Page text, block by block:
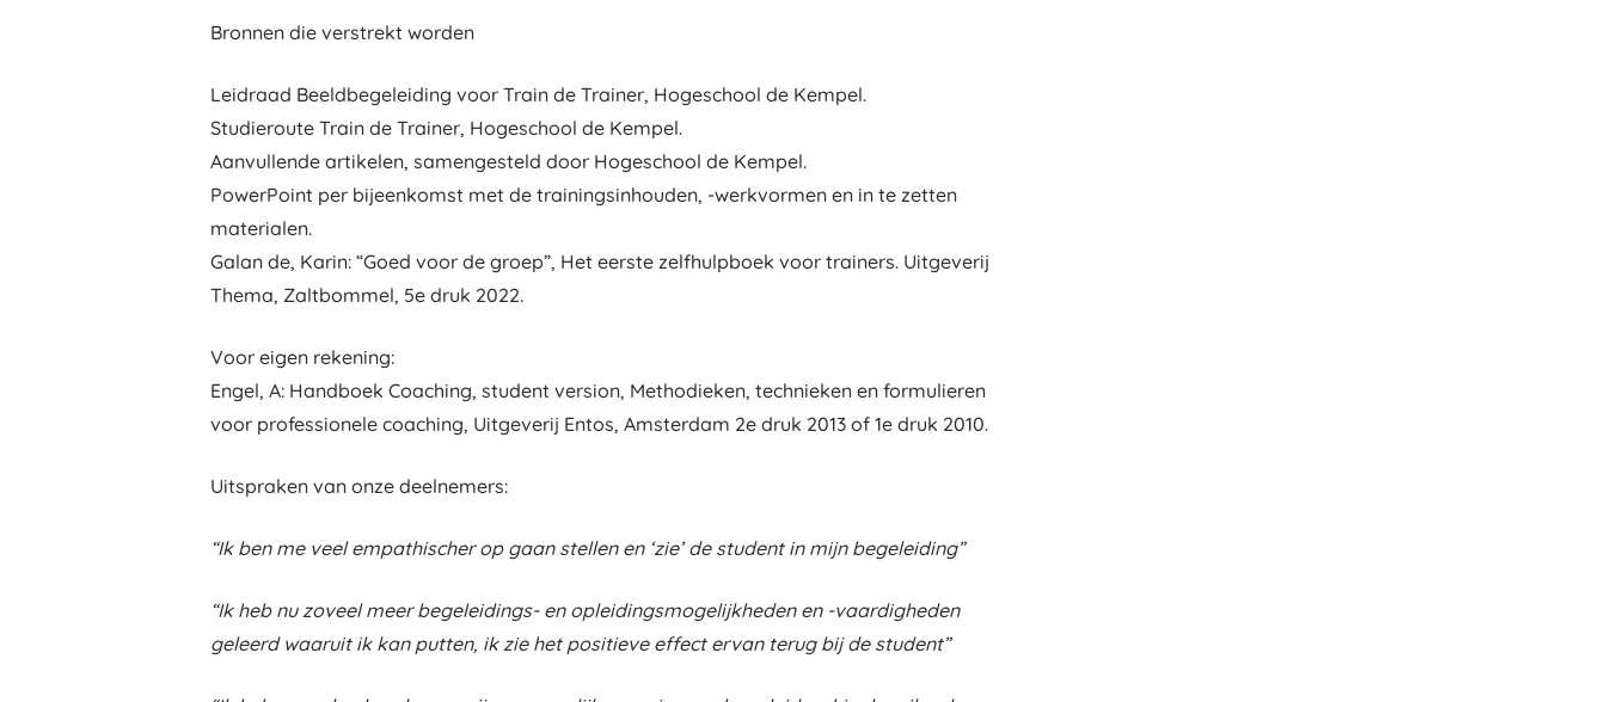
Bronnen die verstrekt worden
Leidraad Beeldbegeleiding voor Train de Trainer, Hogeschool de Kempel.
Studieroute Train de Trainer, Hogeschool de Kempel.
Aanvullende artikelen, samengesteld door Hogeschool de Kempel.
PowerPoint per bijeenkomst met de trainingsinhouden, -werkvormen en in te zetten
materialen.
Galan de, Karin: “Goed voor de groep”, Het eerste zelfhulpboek voor trainers. Uitgeverij
Thema, Zaltbommel, 5e druk 2022.
Voor eigen rekening:
Engel, A: Handboek Coaching, student version, Methodieken, technieken en formulieren
voor professionele coaching, Uitgeverij Entos, Amsterdam 2e druk 2013 of 1e druk 2010.
Uitspraken van onze deelnemers:
“Ik ben me veel empathischer op gaan stellen en ‘zie’ de student in mijn begeleiding”
“Ik heb nu zoveel meer begeleidings- en opleidingsmogelijkheden en -vaardigheden
geleerd waaruit ik kan putten, ik zie het positieve effect ervan terug bij de student”